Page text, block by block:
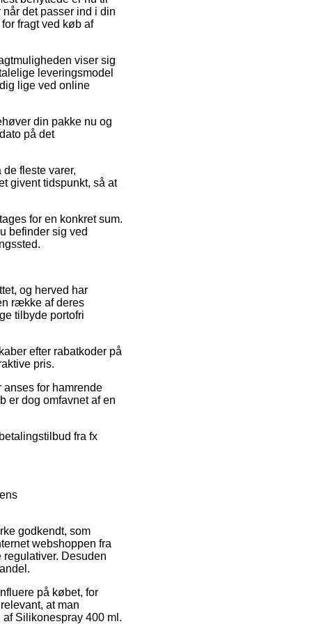
det passer ind i din
fragt ved køb af
viser sig
leveringsmodel
lige ved online
din pakke nu og
på det
fleste varer,
givent tidspunkt, så at
for en konkret sum.
befinder sig ved
og herved har
række af deres
tilbyde portofri
efter rabatkoder på
pris.
anses for hamrende
er dog omfavnet af en
fra fx
godkendt, som
webshoppen fra
Desuden
på købet, for
at man
Silikonespray 400 ml.